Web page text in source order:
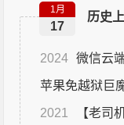
历史
1月
17
2024 微信云
苹果免越狱巨
2021 【老司